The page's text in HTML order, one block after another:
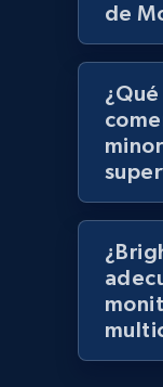
992+
Lazada -
category
URL, Title,
price,
992+
de